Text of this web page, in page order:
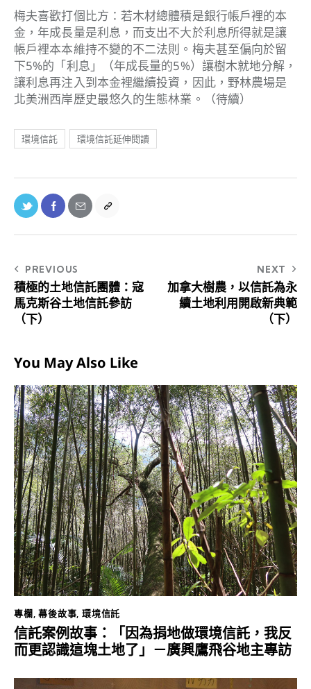
梅夫喜歡打個比方：若木材總體積是銀行帳戶裡的本
金，年成長量是利息，而支出不大於利息所得就是讓
帳戶裡本本維持不變的不二法則。梅夫甚至偏向於留
下5%的「利息」（年成長量的5%）讓樹木就地分解，
讓利息再注入到本金裡繼續投資，因此，野林農場是
北美洲西岸歷史最悠久的生態林業。（待續）
環境信託 環境信託延伸閱讀
PREVIOUS
積極的土地信託團體：寇
馬克斯谷土地信託參訪
（下）
NEXT
加拿大樹農，以信託為永
續土地利用開啟新典範
（下）
You May Also Like
專欄,幕後故事,環境信託
信託案例故事：「因為捐地做環境信託，我反
而更認識這塊土地了」－廣興鷹飛谷地主專訪